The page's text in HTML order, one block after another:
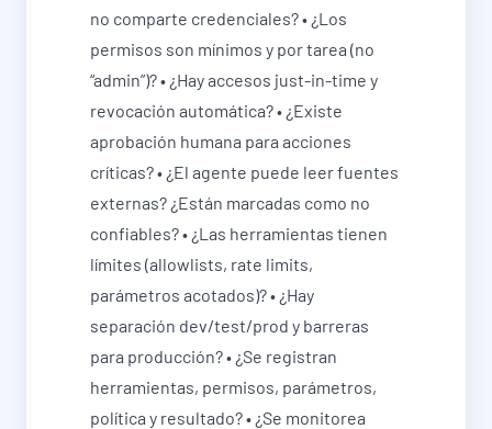
no comparte credenciales? • ¿Los
permisos son mínimos y por tarea (no
“admin”)? • ¿Hay accesos just-in-time y
revocación automática? • ¿Existe
aprobación humana para acciones
críticas? • ¿El agente puede leer fuentes
externas? ¿Están marcadas como no
confiables? • ¿Las herramientas tienen
límites (allowlists, rate limits,
parámetros acotados)? • ¿Hay
separación dev/test/prod y barreras
para producción? • ¿Se registran
herramientas, permisos, parámetros,
política y resultado? • ¿Se monitorea